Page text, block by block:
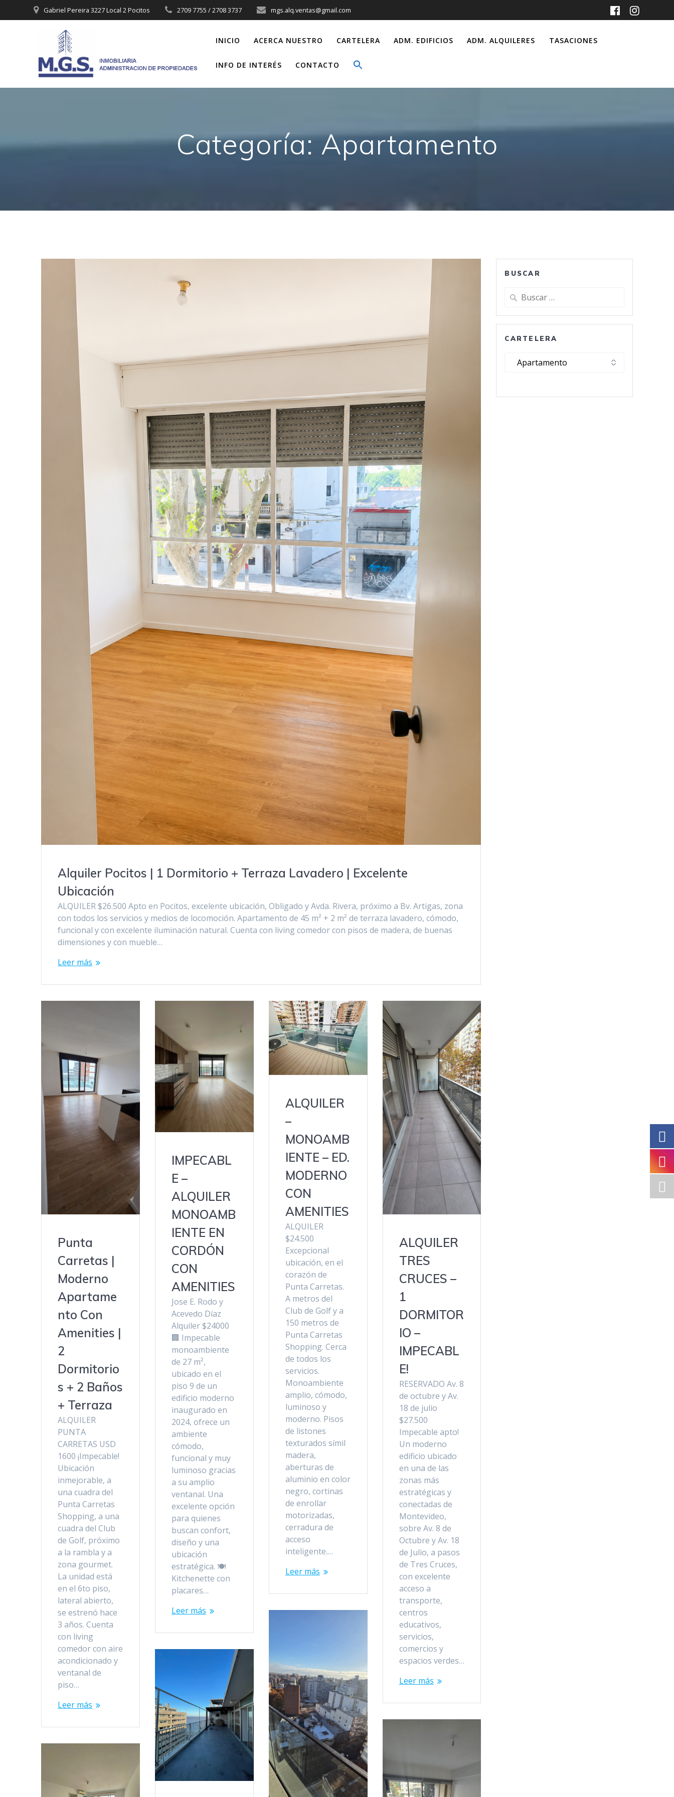
al
Gabriel Pereira 3227 Local 2 Pocitos 2709 7755 / 2708 3737 mgs.alq.ventas@gmail.com
INICIO ACERCA NUESTRO CARTELERA ADM. EDIFICIOS ADM. ALQUILERES TASACIONES
INFO DE INTERÉS CONTACTO
Categoría:Apartamento
Alquiler Pocitos | 1 Dormitorio + Terraza Lavadero | Excelente
Ubicación
ALQUILER $26.500 Apto en Pocitos, excelente ubicación, Obligado y Avda. Rivera, próximo a Bv. Artigas, zona
con todos los servicios y medios de locomoción. Apartamento de 45 m² + 2 m² de terraza lavadero, cómodo,
funcional y con excelente iluminación natural. Cuenta con living comedor con pisos de madera, de buenas
dimensiones y con mueble…
Leer más
Punta
Carretas |
Moderno
Apartame
nto Con
Amenities |
2
Dormitorio
s + 2 Baños
+ Terraza
ALQUILER
PUNTA
CARRETAS USD
1600 ¡Impecable!
Ubicación
inmejorable, a
una cuadra del
Punta Carretas
Shopping, a una
cuadra del Club
de Golf, próximo
a la rambla y a
zona gourmet.
La unidad está
en el 6to piso,
lateral abierto,
se estrenó hace
3 años. Cuenta
con living
comedor con aire
acondicionado y
ventanal de
piso…
Leer más
IMPECABL
E –
ALQUILER
MONOAMB
IENTE EN
CORDÓN
CON
AMENITIES
Jose E. Rodo y
Acevedo Díaz
Alquiler $24000
🏢 Impecable
monoambiente
de 27 m²,
ubicado en el
piso 9 de un
edificio moderno
inaugurado en
2024, ofrece un
ambiente
cómodo,
funcional y muy
luminoso gracias
a su amplio
ventanal. Una
excelente opción
para quienes
buscan confort,
diseño y una
ubicación
estratégica. 🍽️
Kitchenette con
placares…
Leer más
ALQUILER
–
MONOAMB
IENTE – ED.
MODERNO
CON
AMENITIES
ALQUILER
$24.500
Excepcional
ubicación, en el
corazón de
Punta Carretas.
A metros del
Club de Golf y a
150 metros de
Punta Carretas
Shopping. Cerca
de todos los
servicios.
Monoambiente
amplio, cómodo,
luminoso y
moderno. Pisos
de listones
texturados símil
madera,
aberturas de
aluminio en color
negro, cortinas
de enrollar
motorizadas,
cerradura de
acceso
inteligente.…
Leer más
ALQUILER
TRES
CRUCES –
1
DORMITOR
IO –
IMPECABL
E!
RESERVADO Av. 8
de octubre y Av.
18 de julio
$27.500
Impecable apto!
Un moderno
edificio ubicado
en una de las
zonas más
estratégicas y
conectadas de
Montevideo,
sobre Av. 8 de
Octubre y Av. 18
de Julio, a pasos
de Tres Cruces,
con excelente
acceso a
transporte,
centros
educativos,
servicios,
comercios y
espacios verdes…
Leer más
BUSCAR
Buscar:
CARTELERA
Cartelera